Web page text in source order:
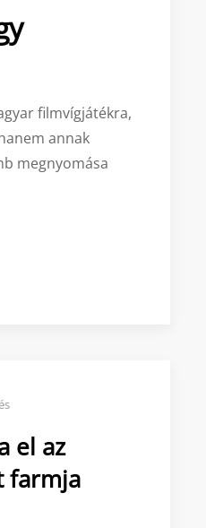
filmvígjátékra,
annak
megnyomása
el az
farmja